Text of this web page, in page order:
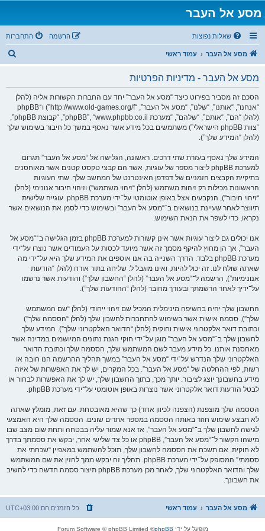
מסע אל העבר
שאלות נפוצות התחברות הרשמה
מסע אל העבר עמוד ראשי
מסע אל העבר - מדיניות הפרטיות
הסכם זה מסביר בפירוט כיצד “מסע אל העבר” יחד עם החברות הקשורות אליה (להלן
“אנחנו”, “אותנו”, “שלנו”, “מסע אל העבר”, “http://www.old-games.org/f”) ו־phpBB
(להלן “הם”, “אותם”, “שלהם”, “מערכת phpBB”, “www.phpbb.co.il”, “קבוצת phpBB”,
“צוות phpBB הישראלי”) משתמשים בכל מידע אשר נאסף במשך כל חיבור בשימוש שלך
(להלן “המידע שלך”).
המידע שלך נאסף בעזרת שתי דרכים. ראשונה, הגלישה אל “מסע אל העבר” תגרום
למערכת phpBB ליצור מספר של עוגיות, אשר הם קבצי טקסט קטנים אשר מאוחסנים
בתיקיית הקבצים הזמניים של דפדפן האינטרנט של המחשב שלך. שתי העוגיות
הראשונות מכילות רק זיהות משתמש (להלן “זיהוי משתמש”) וזיהוי חיבור אנונימי (להלן
“זיהוי חיבור”), הנקבעים אצל באופן אוטומטי על־ידי מערכת phpBB. עוגייה שלישית
תיווצר לאחר שעיינת בנושאים ב־“מסע אל העבר” ובשימוש כדי לסמן את הנושאים אשר
נקראו, כדי לשפר את הנאת השימוש.
אנו יכולים גם ליצור עוגיות אשר אינן קשורות למערכת phpBB בזמן הגלישה ב־“מסע אל
העבר”, אך הן מחוץ להיקף מסמך זה אשר מיועד לכסות על העמודים אשר נוצרו על־ידי
מערכת phpBB בלבד. הדרך השנייה בה אנו אוספים את המידע שלך היא על־ידי מה
שאתה שולח לנו. זה יכול להיות, ואינו מוגבל ל: שליחה בתור אורח (להלן “הודעות
אנונימיות”), הרשמה ל־“מסע אל העבר” (להלן “החשבון שלך”) והודעות אשר נרשמו
על־ידיך לאחר הרשמתך ובעודך מחובר (להלן “ההודעות שלך”).
החשבון שלך יהיה בחשיפה מינימלית המכיל שם זיהוי ייחודי (להלן “שם המשתמש
שלך”), ססמה אישית אשר בשימוש להתחברות לחשבון שלך (להלן “הססמה שלך”)
וכתובת דואר אלקטרוני אישית וחוקית (להלן “הדואר האלקטרוני שלך”). המידע שלך
לחשבון שלך ב־“מסע אל העבר” מוגן על־ידי חוקי הגנת נתונים המיושמים במדינה אשר
מאחסנת אותנו. כל מידע מעבר לשם המשתמש שלך, הססמה שלך וכתובת הדואר
האלקטרוני שלך הנדרש על־ידי “מסע אל העבר” במשך תהליך ההרשמה הנו חובה או
רשות, לפי ההחלטה של “מסע אל העבר”. בכל המקרים, יש לך את האפשרות של איזה
מידע בחשבונך יוצג לציבור. יותך מכך, בתוך החשבון שלך, יש לך את האפשרות לבחור או
לבטל הודעות דואר אלקטרוני אשר נוצרות באופן אוטומטי על־ידי מערכת phpBB.
הססמה שלך מוצפנת (הצפנה לכיוון אחד) כך שהיא מאובטחת. עם זאת, מומלץ שאתה
לא תבצע שימוש חוזר באותה הססמה במספר אתרים שונים. הססמה שלך היא האמצעי
לגישה לחשבון שלך ב־“מסע אל העבר”, אז אנא שמור עליה בבטחה ותחת שום מצב שבו
מישהו הקשור ל־“מסע אל העבר”, phpBB או כל צד שלישי אחר, יבקש את ססמתך בדרך
לא חוקית. אם תשכח את הססמה לחשבון שלך, תוכל להשתמש במאפיין “שכחתי את
ססמתי” המסופק על־ידי מערכת phpBB. תהליך זה יבקש ממך להזין את שם המשתמש
שלך והדואר האלקטרוני שלך, לאחר מכן מערכת phpBB תיצור ססמה חדשה כדי להשיב
את חשבונך.
מסע אל העבר עמוד ראשי כל הזמנים הם UTC+03:00
מופעל על ידי phpBB
® Forum Software © phpBB Limited